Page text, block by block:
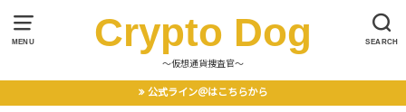
MENU SEARCH
Crypto Dog
〜仮想通貨捜査官〜
公式ライン＠はこちらから